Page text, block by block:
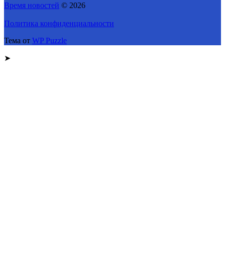
Время новостей © 2026
Политика конфиденциальности
Тема от WP Puzzle
➤